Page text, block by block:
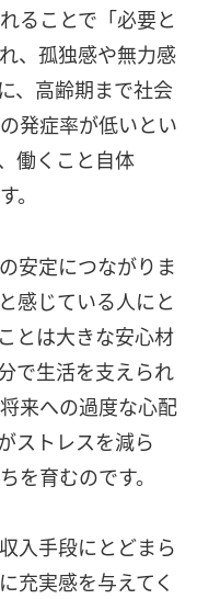
ることで「必要と
、孤独感や無力感
、高齢期まで社会
発症率が低いとい
働くこと自体
。
安定につながりま
感じている人にと
とは大きな安心材
で生活を支えられ
来への過度な心配
ストレスを減ら
を育むのです。
入手段にとどまら
充実感を与えてく